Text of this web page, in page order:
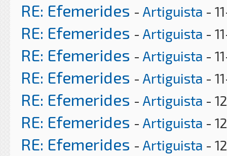
RE: Efemerides - Artiguista -
RE: Efemerides - Artiguista -
RE: Efemerides - Artiguista -
RE: Efemerides - Artiguista -
RE: Efemerides - Artiguista -
RE: Efemerides - Artiguista -
RE: Efemerides - Artiguista -